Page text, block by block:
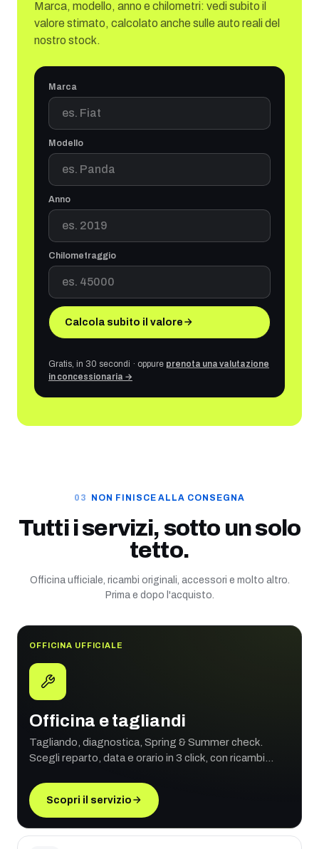
Marca, modello, anno e chilometri: vedi subito il
valore stimato, calcolato anche sulle auto reali del
nostro stock.
Marca
Modello
Anno
Chilometraggio
Calcola subito il valore
Gratis, in 30 secondi · oppure prenota una valutazione
in concessionaria →
NON FINISCE ALLA CONSEGNA
Tutti i servizi, sotto un solo
tetto.
Officina ufficiale, ricambi originali, accessori e molto altro.
Prima e dopo l'acquisto.
OFFICINA UFFICIALE
Officina e tagliandi
Tagliando, diagnostica, Spring & Summer check.
Scegli reparto, data e orario in 3 click, con ricambi
Scopri il servizio